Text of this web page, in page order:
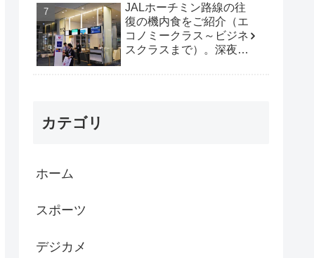
JALホーチミン路線の往
復の機内食をご紹介（エ
コノミークラス～ビジネ
スクラスまで）。深夜便
カテゴリ
ホーム
スポーツ
デジカメ